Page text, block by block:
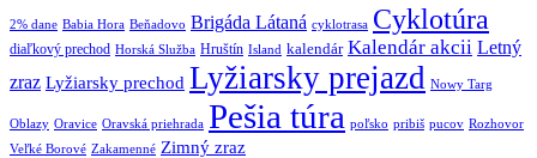
2% dane Babia Hora Beňadovo Brigáda Látaná cyklotrasa Cyklotúra
diaľkový prechod Horská Služba Hruštín Island kalendár Kalendár akcii Letný
zraz Lyžiarsky prechod Lyžiarsky prejazd Nowy Targ
Oblazy Oravice Oravská priehrada Pešia túra poľsko pribiš pucov Rozhovor
Veľké Borové Zakamenné Zimný zraz